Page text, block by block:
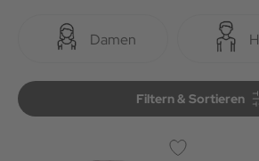
Damen
Filtern &
Filtern & Sortieren